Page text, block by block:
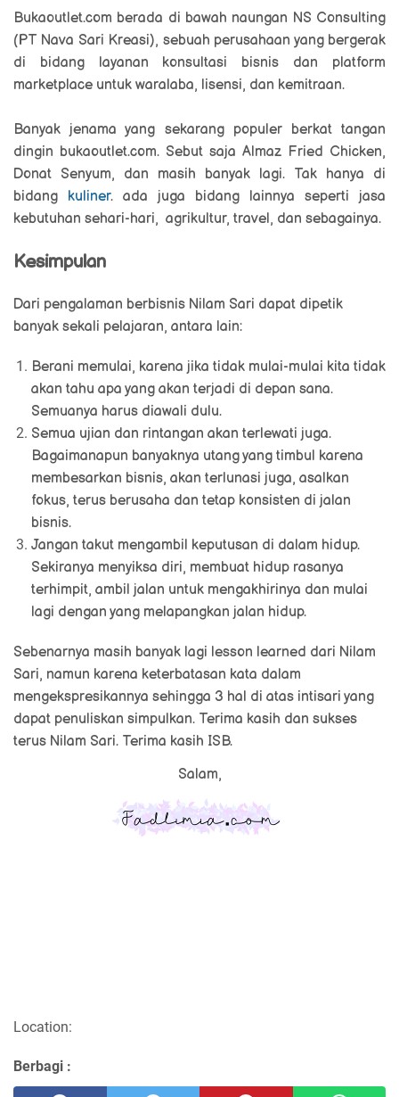
Bukaoutlet.com berada di bawah naungan NS Consulting
(PT Nava Sari Kreasi), sebuah perusahaan yang bergerak
di bidang layanan konsultasi bisnis dan platform
marketplace untuk waralaba, lisensi, dan kemitraan.
Banyak jenama yang sekarang populer berkat tangan
dingin bukaoutlet.com. Sebut saja Almaz Fried Chicken,
Donat Senyum, dan masih banyak lagi. Tak hanya di
bidang kuliner. ada juga bidang lainnya seperti jasa
kebutuhan sehari-hari, agrikultur, travel, dan sebagainya.
Kesimpulan
Dari pengalaman berbisnis Nilam Sari dapat dipetik
banyak sekali pelajaran, antara lain:
Berani memulai, karena jika tidak mulai-mulai kita tidak
akan tahu apa yang akan terjadi di depan sana.
Semuanya harus diawali dulu.
Semua ujian dan rintangan akan terlewati juga.
Bagaimanapun banyaknya utang yang timbul karena
membesarkan bisnis, akan terlunasi juga, asalkan
fokus, terus berusaha dan tetap konsisten di jalan
bisnis.
Jangan takut mengambil keputusan di dalam hidup.
Sekiranya menyiksa diri, membuat hidup rasanya
terhimpit, ambil jalan untuk mengakhirinya dan mulai
lagi dengan yang melapangkan jalan hidup.
Sebenarnya masih banyak lagi lesson learned dari Nilam
Sari, namun karena keterbatasan kata dalam
mengekspresikannya sehingga 3 hal di atas intisari yang
dapat penuliskan simpulkan. Terima kasih dan sukses
terus Nilam Sari. Terima kasih ISB.
Salam,
Location:
Berbagi :